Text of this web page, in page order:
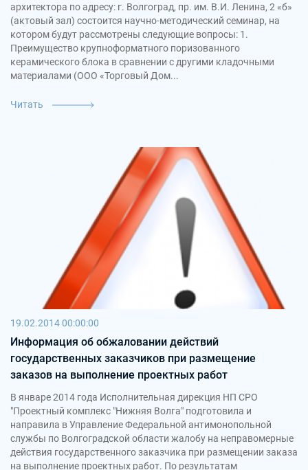
архитектора по адресу: г. Волгоград, пр. им. В.И. Ленина, 2 «б»
(актовый зал) состоится научно-методический семинар, на
котором будут рассмотрены следующие вопросы: 1.
Преимущество крупноформатного поризованного
керамического блока в сравнении с другими кладочными
материалами (ООО «Торговый Дом...
Читать
19.02.2014 00:00:00
Информация об обжаловании действий
государственных заказчиков при размещение
заказов на выполнение проектных работ
В январе 2014 года Исполнительная дирекция НП СРО
"Проектный комплекс "Нижняя Волга" подготовила и
направила в Управление Федеральной антимонопольной
службы по Волгоградской области жалобу на неправомерные
действия государственного заказчика при размещении заказа
на выполнение проектных работ. По результатам